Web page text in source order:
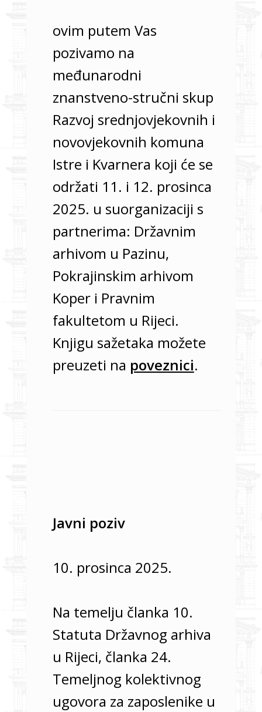
ovim putem Vas
pozivamo na
međunarodni
znanstveno-stručni skup
Razvoj srednjovjekovnih i
novovjekovnih komuna
Istre i Kvarnera koji će se
održati 11. i 12. prosinca
2025. u suorganizaciji s
partnerima: Državnim
arhivom u Pazinu,
Pokrajinskim arhivom
Koper i Pravnim
fakultetom u Rijeci.
Knjigu sažetaka možete
preuzeti na poveznici.
Javni poziv
10. prosinca 2025.
Na temelju članka 10.
Statuta Državnog arhiva
u Rijeci, članka 24.
Temeljnog kolektivnog
ugovora za zaposlenike u